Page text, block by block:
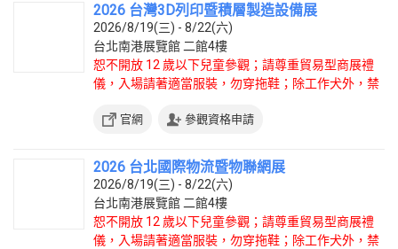
2026 台灣3D列印暨積層製造設備展
2026/8/19(三) - 8/22(六)
台北南港展覽館 二館4樓
恕不開放 12 歲以下兒童參觀；請尊重貿易型商展禮
儀，入場請著適當服裝，勿穿拖鞋；除工作犬外，禁
官網 參觀資格申請
2026 台北國際物流暨物聯網展
2026/8/19(三) - 8/22(六)
台北南港展覽館 二館4樓
恕不開放 12 歲以下兒童參觀；請尊重貿易型商展禮
儀，入場請著適當服裝，勿穿拖鞋；除工作犬外，禁